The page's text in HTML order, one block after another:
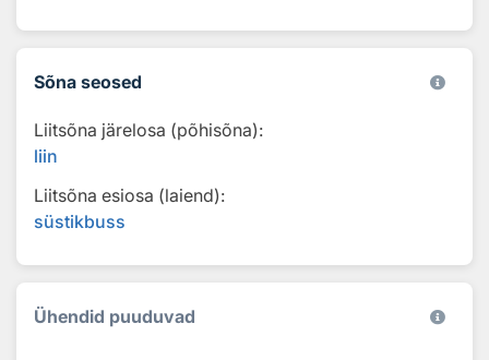
Sõna seosed
Liitsõna järelosa (põhisõna):
liin
Liitsõna esiosa (laiend):
süstikbuss
Ühendid puuduvad